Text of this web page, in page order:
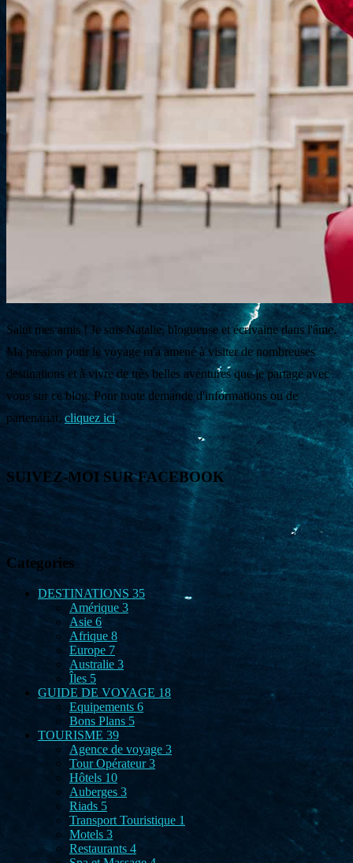
Salut mes amis ! Je suis Natalie, blogueuse et écrivaine dans l'âme.
Ma passion pour le voyage m'a amené à visiter de nombreuses
destinations et à vivre de très belles aventures que je partage avec
vous sur ce blog. Pour toute demande d'informations ou de
partenariat, cliquez ici.
SUIVEZ-MOI SUR FACEBOOK
Categories
DESTINATIONS 35
Amérique 3
Asie 6
Afrique 8
Europe 7
Australie 3
Îles 5
GUIDE DE VOYAGE 18
Equipements 6
Bons Plans 5
TOURISME 39
Agence de voyage 3
Tour Opérateur3
Hôtels 10
Auberges 3
Riads 5
Transport Touristique 1
Motels 3
Restaurants 4